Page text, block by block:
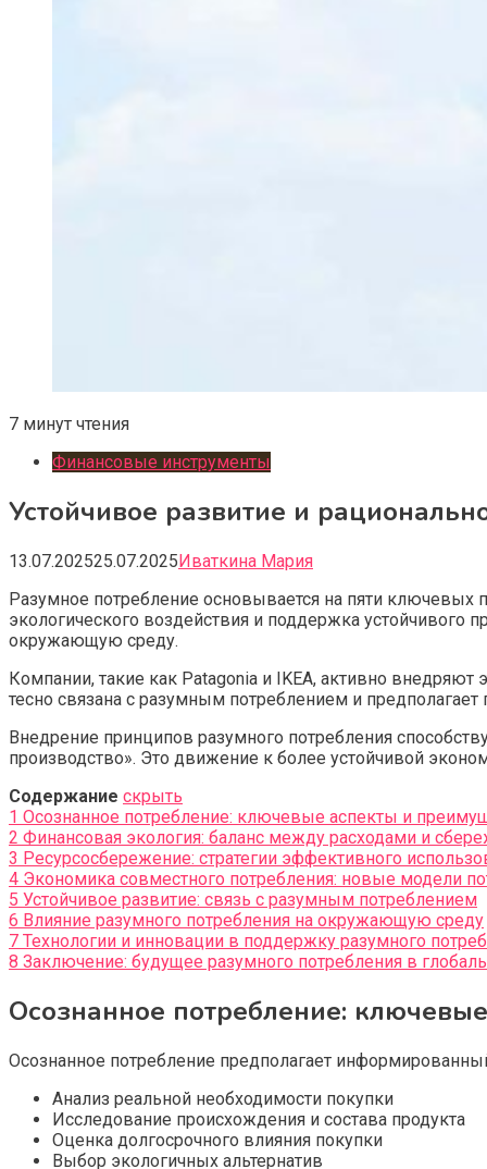
7 минут чтения
Финансовые инструменты
Устойчивое развитие и
13.07.202525.07.2025Иваткина Мария
Разумное потребление основывается на пяти ключевых
экологического воздействия и поддержка устойчивого
окружающую среду.
Компании, такие как Patagonia и IKEA, активно
тесно связана с разумным потреблением и
Внедрение принципов разумного потребления
производство». Это движение к более устойчивой
Содержание скрыть
1 Осознанное потребление: ключевые аспекты и
2 Финансовая экология: баланс между расходами и
3 Ресурсосбережение: стратегии эффективного
4 Экономика совместного потребления: новые модели
5 Устойчивое развитие: связь с разумным потреблением
6 Влияние разумного потребления на окружающую среду
7 Технологии и инновации в поддержку разумного
8 Заключение: будущее разумного потребления в
Осознанное потребление:
Осознанное потребление предполагает
Анализ реальной необходимости покупки
Исследование происхождения и состава продукта
Оценка долгосрочного влияния покупки
Выбор экологичных альтернатив